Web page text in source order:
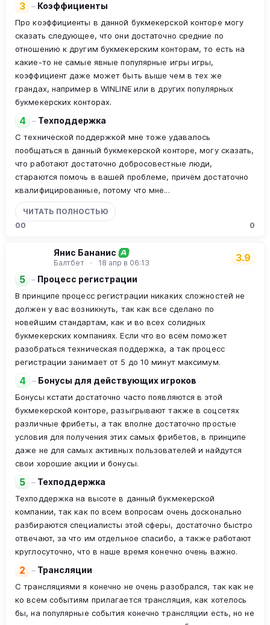
3 – Коэффициенты
Про коэффициенты в данной букмекерской конторе могу
сказать следующее, что они достаточно средние по
отношению к другим букмекерским конторам, то есть на
какие-то не самые явные популярные игры игры,
коэффициент даже может быть выше чем в тех же
грандах, например в WINLINE или в других популярных
букмекерских конторах.
4 – Техподдержка
С технической поддержкой мне тоже удавалось
пообщаться в данный букмекерской конторе, могу сказать,
что работают достаточно добросовестные люди,
стараются помочь в вашей проблеме, причём достаточно
квалифицированные, потому что мне...
ЧИТАТЬ ПОЛНОСТЬЮ
00 0
Янис Бананис А
Балтбет 18 апр в 06:13
3.9
5 – Процесс регистрации
В принципе процесс регистрации никаких сложностей не
должен у вас возникнуть, так как все сделано по
новейшим стандартам, как и во всех солидных
букмекерских компаниях. Если что во всём поможет
разобраться техническая поддержка, а так процесс
регистрации занимает от 5 до 10 минут максимум.
4 – Бонусы для действующих игроков
Бонусы кстати достаточно часто появляются в этой
букмекерской конторе, разыгрывают также в соцсетях
различные фрибеты, а так вполне достаточно простые
условия для получения этих самых фрибетов, в принципе
даже не для самых активных пользователей и найдутся
свои хорошие акции и бонусы.
5 – Техподдержка
Техподдержка на высоте в данный букмекерской
компании, так как по всем вопросам очень досконально
разбираются специалисты этой сферы, достаточно быстро
отвечают, за что им отдельное спасибо, а также работают
круглосуточно, что в наше время конечно очень важно.
2 – Трансляции
С трансляциями я конечно не очень разобрался, так как не
ко всем событиям прилагается трансляция, как хотелось
бы, на популярные события конечно трансляции есть, но не